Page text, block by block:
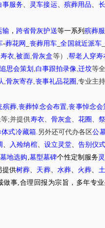
事服务 灵车接运 殡葬用品
输， 跨省骨灰护送等一系列殡葬
-葬花网 丧葬用车 _全国就近派车
寿衣 ,被面, 骨灰盒等） ,帮老人穿寿
思会策划 白事跟拍录像 迁坟等
,骨灰寄存 丧事礼品花圈 专业主持
殡葬, 丧葬悼念会布置 ,丧事悼念会
等;并提供寿衣、 骨灰盒 花圈
体式冷藏箱. 另外还可代办各区公
入殓纳棺、 设立灵堂、 告别仪式
地选购 墓型墓碑个性定制服务
提供树葬 天葬、 水葬 火葬
事,合理回报为宗旨，多年专